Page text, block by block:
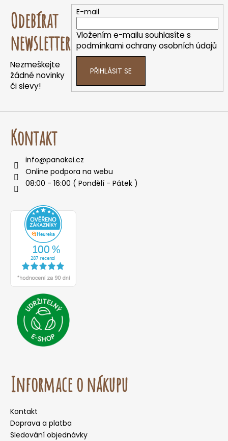
á
d
a
c
í
r
v
y
Odebírat
newsletter
Nezmeškejte
žádné novinky
či slevy!
E-mail
Vložením e-mailu souhlasíte s
podmínkami ochrany osobních údajů
PŘIHLÁSIT SE
Kontakt
info@panakei.cz
Online podpora na webu
08:00 - 16:00 ( Pondělí - Pátek )
Informace o nákupu
Kontakt
Doprava a platba
Sledování objednávky